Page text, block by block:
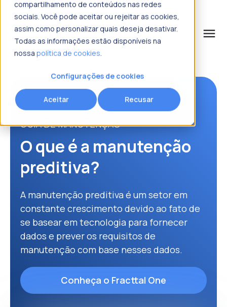
compartilhamento de conteúdos nas redes
sociais. Você pode aceitar ou rejeitar as cookies,
assim como personalizar quais deseja desativar.
Todas as informações estão disponíveis na
nossa política de cookies.
Configurações de cookies
Aceitar Recusar
menu
o que procura?
GUIA DE MANUTENÇÃO
O que é a manutenção
preditiva?
A manutenção preditiva é um setor em
constante crescimento devido ao fato de
se basear em tecnologia para fornecer
dados e prever os requisitos de
manutenção com base nesses dados.
Conheça o Fracttal One